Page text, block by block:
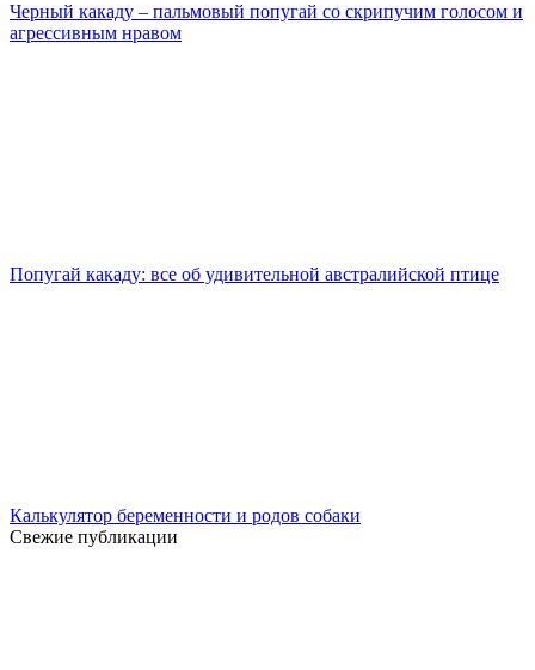
Черный какаду – пальмовый попугай со скрипучим голосом и
агрессивным нравом
Попугай какаду: все об удивительной австралийской птице
Калькулятор беременности и родов собаки
Свежие публикации